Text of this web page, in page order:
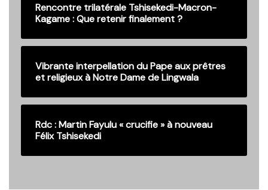
Rencontre trilatérale Tshisekedi-Macron-
Kagame : Que retenir finalement ?
Vibrante interpellation du Pape aux prêtres
et religieux à Notre Dame de Lingwala
Rdc : Martin Fayulu « crucifie » à nouveau
Félix Tshisekedi